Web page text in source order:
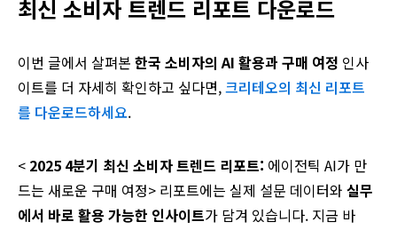
최신 소비자 트렌드 리포트 다운로드
이번 글에서 살펴본 한국 소비자의 AI 활용과 구매 여정 인사
이트를 더 자세히 확인하고 싶다면,크리테오의 최신 리포트
를 다운로드하세요.
< 2025 4분기 최신 소비자트렌드 리포트: 에이전틱 AI가 만
드는 새로운 구매 여정> 리포트에는 실제 설문 데이터와 실무
에서 바로 활용 가능한 인사이트가 담겨 있습니다. 지금 바